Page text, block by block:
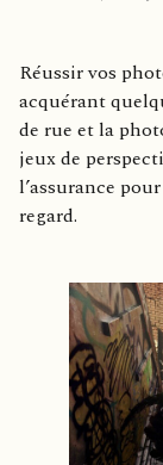
Réussir vos
acquérant
de rue et la
jeux de
l’assurance
regard.